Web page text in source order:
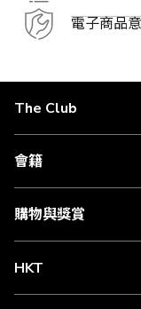
電子商品
The Club
關於 The Club
合作夥伴
媒體中心
會籍
會籍及專屬禮遇
賺取積分
購物與獎賞
物流與配送
Club Shopping 商品領
HKT
csl.